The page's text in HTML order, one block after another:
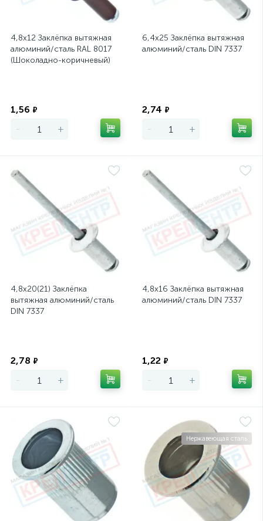
4,8х12 Заклёпка вытяжная
алюминий/сталь RAL 8017
(Шоколадно-коричневый)
1,56 ₽
- +
6,4х25 Заклёпка вытяжная
алюминий/сталь DIN 7337
2,74 ₽
- +
4,8х20(21) Заклёпка
вытяжная алюминий/сталь
DIN 7337
2,78 ₽
- +
4,8х16 Заклёпка вытяжная
алюминий/сталь DIN 7337
1,22 ₽
- +
Нержавеющая сталь